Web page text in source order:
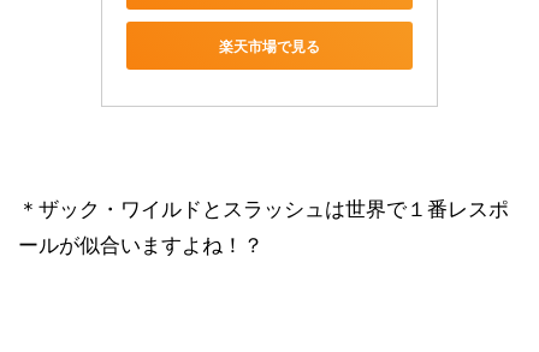
楽天市場で見る
＊ザック・ワイルドとスラッシュは世界で１番レスポ
ールが似合いますよね！？